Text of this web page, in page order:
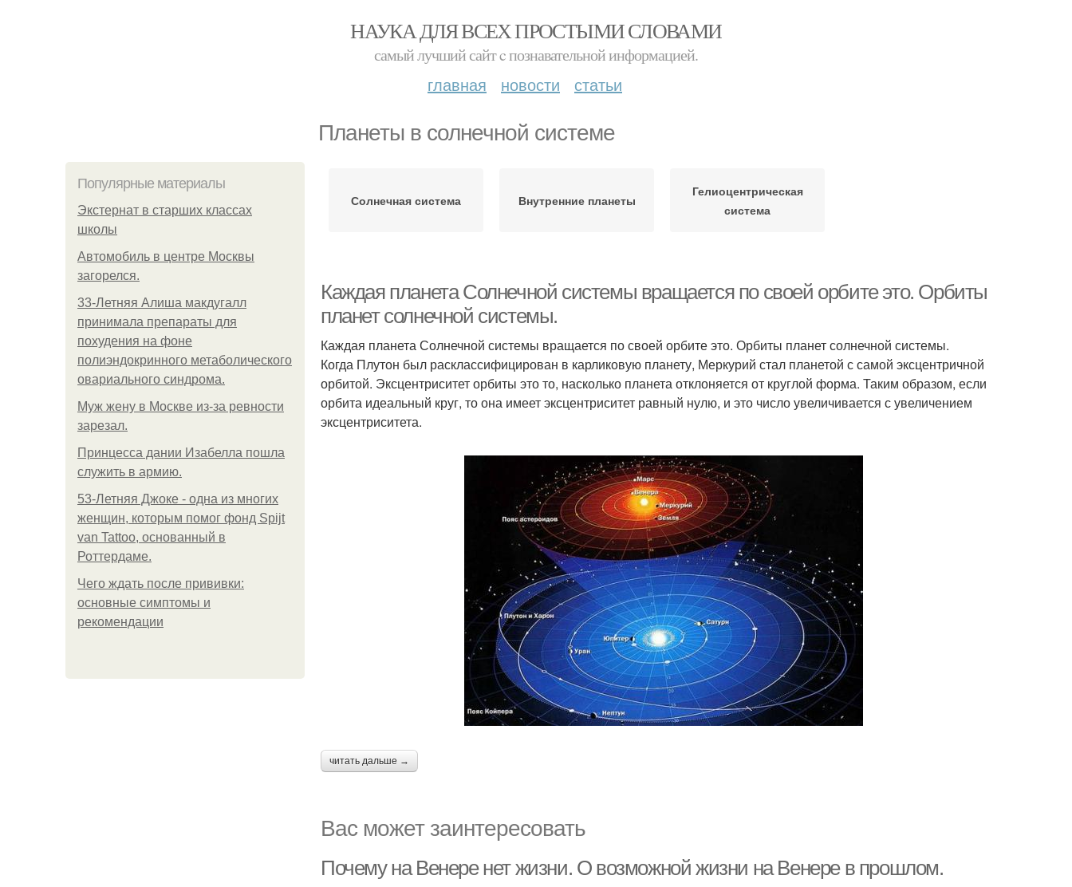
НАУКА ДЛЯ ВСЕХ ПРОСТЫМИ СЛОВАМИ
самый лучший сайт c познавательной информацией.
главная новости статьи
Планеты в солнечной системе
Популярные материалы
Экстернат в старших классах
школы
Автомобиль в центре Москвы
загорелся.
33-Летняя Алиша макдугалл
принимала препараты для
похудения на фоне
полиэндокринного метаболического
овариального синдрома.
Mуж жену в Москве из-за ревности
зарезал.
Принцесса дании Изабелла пошла
служить в армию.
53-Летняя Джоке - одна из многих
женщин, которым помог фонд Spijt
van Tattoo, основанный в
Роттердаме.
Чего ждать после прививки:
основные симптомы и
рекомендации
Солнечная система Внутренние планеты
Гелиоцентрическая
система
Каждая планета Солнечной системы вращается по своей орбите это. Орбиты
планет солнечной системы.
Каждая планета Солнечной системы вращается по своей орбите это. Орбиты планет солнечной системы.
Когда Плутон был расклассифицирован в карликовую планету, Меркурий стал планетой с самой эксцентричной
орбитой. Эксцентриситет орбиты это то, насколько планета отклоняется от круглой форма. Таким образом, если
орбита идеальный круг, то она имеет эксцентриситет равный нулю, и это число увеличивается с увеличением
эксцентриситета.
читать дальше →
Вас может заинтересовать
Почему на Венере нет жизни. О возможной жизни на Венере в прошлом.